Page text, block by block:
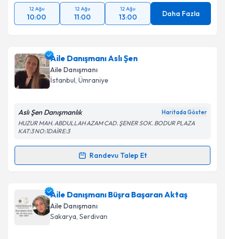
12 Ağu
10:00
12 Ağu
11:00
12 Ağu
13:00 Daha Fazla
Aile Danışmanı Aslı Şen
Aile Danışmanı
İstanbul, Ümraniye
Aslı Şen Danışmanlık Haritada Göster
HUZUR MAH. ABDULLAH AZAM CAD. ŞENER SOK. BODUR PLAZA
KAT:3 NO:1DAİRE:3
Randevu Talep Et
Randevu Takvimi Talebi
Aile Danışmanı Aslı Şeniçin randevu takvimi talebi
oluşturun. Size bu uzmandan randevu almanız için bir
takvim hazırlandığında e-posta ile bilgilendireceğiz.
Aile Danışmanı Büşra Başaran Aktaş
Aile Danışmanı
Sakarya, Serdivan